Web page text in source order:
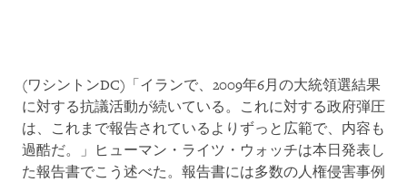
(ワシントンDC)「イランで、2009年6月の大統領選結果
に対する抗議活動が続いている。これに対する政府弾圧
は、これまで報告されているよりずっと広範で、内容も
過酷だ。」ヒューマン・ライツ・ウォッチは本日発表し
た報告書でこう述べた。報告書には多数の人権侵害事例